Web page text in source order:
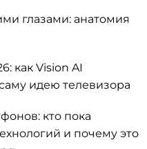
глазами: анатомия
как Vision AI
идею телевизора
кто пока
и почему это